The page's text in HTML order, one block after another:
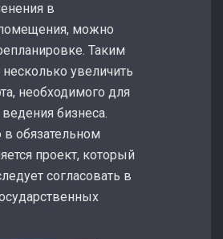
в
можно
Таким
увеличить
необходимого для
бизнеса.
обязательном
проект, который
согласовать в